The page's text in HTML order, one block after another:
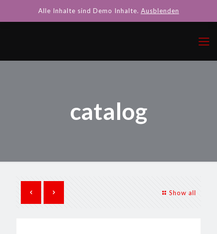
catalog
Show all
Alle Inhalte sind Demo Inhalte. Ausblenden